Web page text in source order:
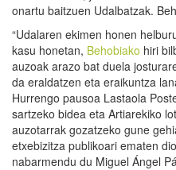
onartu baitzuen Udalbatzak.
“Udalaren ekimen honen
kasu honetan, Behobiako hiri
auzoak arazo bat duela
da eraldatzen eta eraikuntza
Hurrengo pausoa Lastaola
sartzeko bidea eta Artiarekiko
auzotarrak gozatzeko gune
etxebizitza publikoari ematen
nabarmendu du Miguel Ángel